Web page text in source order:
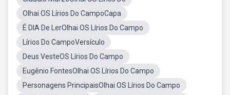
Olhai OS Lírios Do CampoCapa
É DIA De LerOlhai OS Lírios Do Campo
Lírios Do CampoVersículo
Deus VesteOS Lírios Do Campo
Eugênio FontesOlhai OS Lírios Do Campo
Personagens PrincipaisOlhai OS Lírios Do Campo